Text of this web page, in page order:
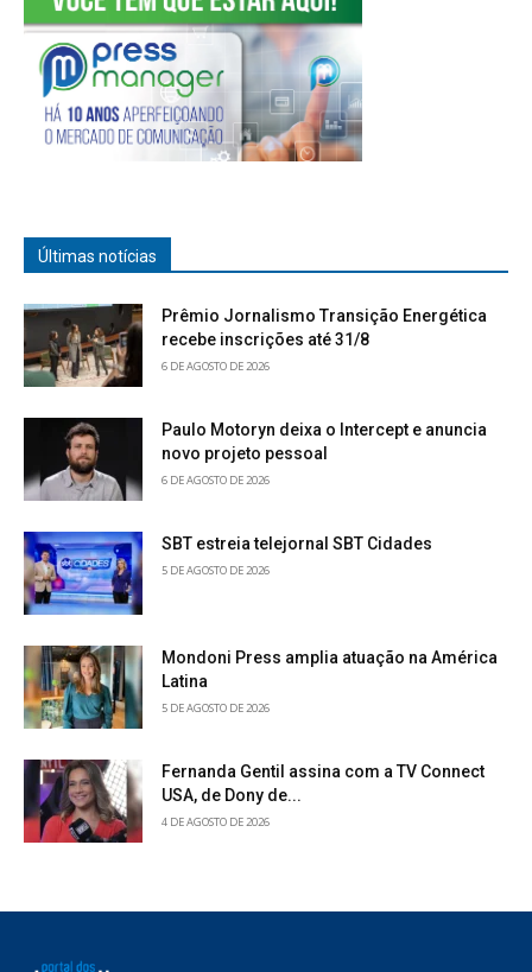
Últimas notícias
Prêmio Jornalismo Transição Energética
recebe inscrições até 31/8
6 DE AGOSTO DE 2026
Paulo Motoryn deixa o Intercept e anuncia
novo projeto pessoal
6 DE AGOSTO DE 2026
SBT estreia telejornal SBT Cidades
5 DE AGOSTO DE 2026
Mondoni Press amplia atuação na América
Latina
5 DE AGOSTO DE 2026
Fernanda Gentil assina com a TV Connect
USA, de Dony de...
4 DE AGOSTO DE 2026